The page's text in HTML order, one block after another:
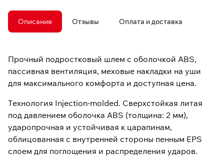
Описание Отзывы Оплата и доставка
Прочный подростковый шлем с оболочкой ABS,
пассивная вентиляция, меховые накладки на уши
для максимального комфорта и доступная цена.
Технология Injection-molded. Сверхстойкая литая
под давлением оболочка ABS (толщина: 2 мм),
ударопрочная и устойчивая к царапинам,
облицованная с внутренней стороны пенным EPS
слоем для поглощения и распределения ударов.